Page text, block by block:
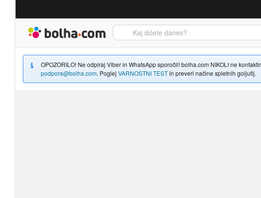
OPOZORILO! Ne odpiraj Viber in WhatsApp sporočil! bolha.com NIKOLI ne
podpora@bolha.com. Poglej VARNOSTNI TESTin preveri načine spletnih goljufij.